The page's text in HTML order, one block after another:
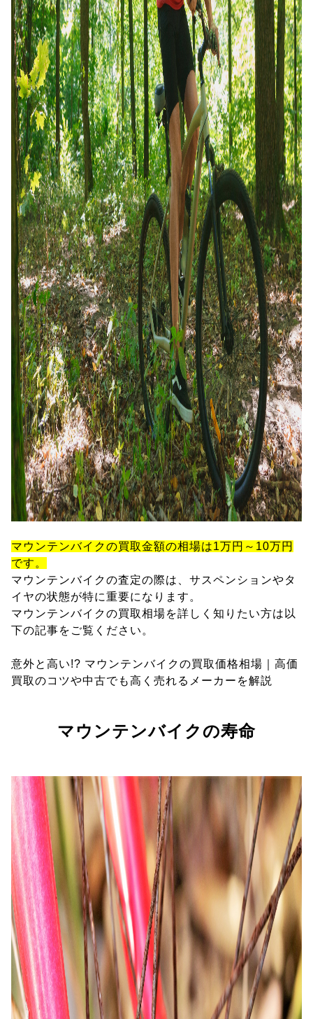
マウンテンバイクの買取金額の相場は1万円～10万円
です。
マウンテンバイクの査定の際は、サスペンションやタ
イヤの状態が特に重要になります。
マウンテンバイクの買取相場を詳しく知りたい方は以
下の記事をご覧ください。
意外と高い!? マウンテンバイクの買取価格相場｜高価
買取のコツや中古でも高く売れるメーカーを解説
マウンテンバイクの寿命